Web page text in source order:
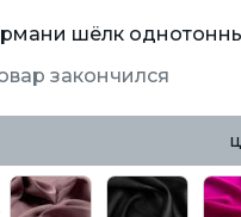
шёлк
закончился